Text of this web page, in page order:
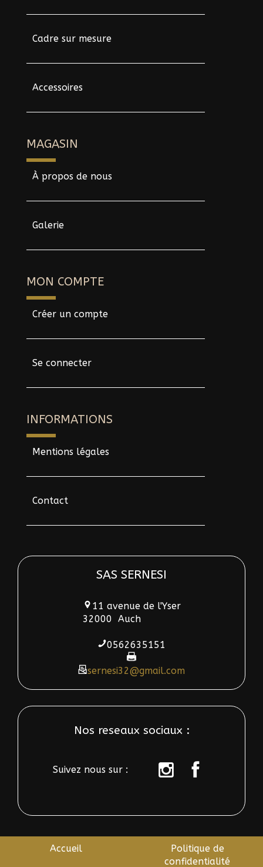
Cadre sur mesure
Accessoires
MAGASIN
À propos de nous
Galerie
MON COMPTE
Créer un compte
Se connecter
INFORMATIONS
Mentions légales
Contact
SAS SERNESI
11 avenue de l'Yser
32000 Auch
0562635151
sernesi32@gmail.com
Nos reseaux sociaux :
Suivez nous sur :
Accueil
Politique de
confidentialité